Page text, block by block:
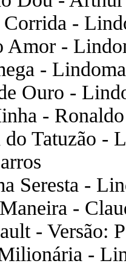
-
Amor -
-
Ouro -
-
Tatuzão -
Seresta -
-
- Versão:
-